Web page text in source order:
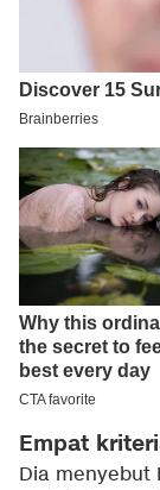
Empat
Dia menyebut